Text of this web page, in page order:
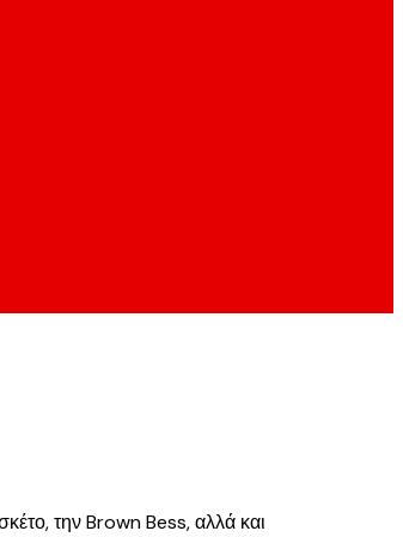
την Brown Bess, αλλά και